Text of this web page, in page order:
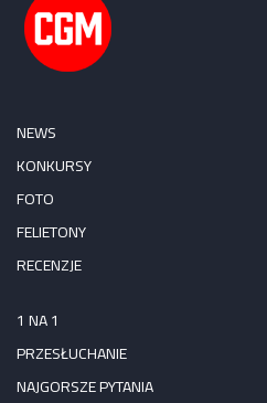
NEWS
KONKURSY
FOTO
FELIETONY
RECENZJE
1 NA 1
PRZESŁUCHANIE
NAJGORSZE PYTANIA